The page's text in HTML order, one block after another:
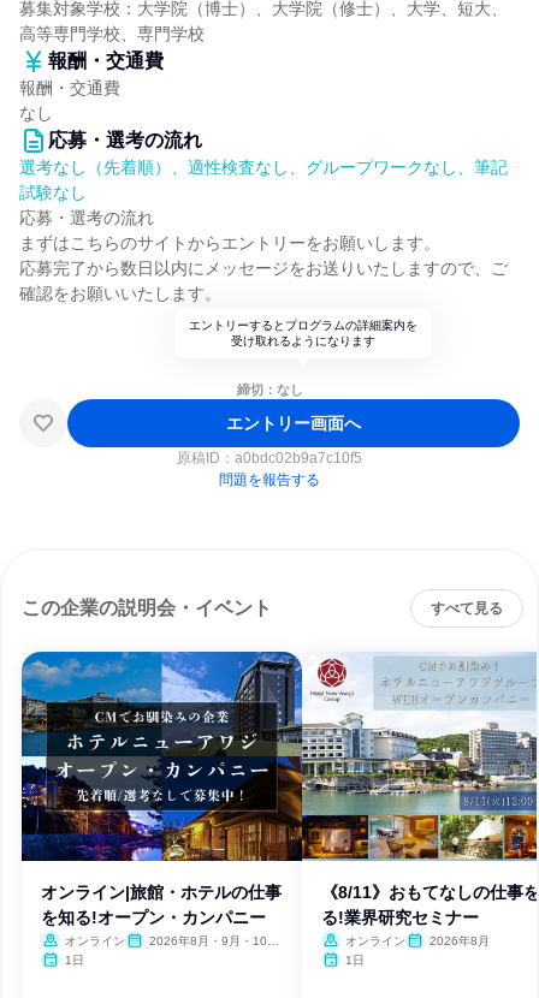
募集対象学校：大学院（博士）、大学院（修士）、大学、短大、
高等専門学校、専門学校
報酬・交通費
報酬・交通費
なし
応募・選考の流れ
選考なし（先着順）、適性検査なし、グループワークなし、筆記
試験なし
応募・選考の流れ
まずはこちらのサイトからエントリーをお願いします。
応募完了から数日以内にメッセージをお送りいたしますので、ご
確認をお願いいたします。
エントリーするとプログラムの詳細案内を
受け取れるようになります
締切：なし
エントリー画面へ
原稿ID： a0bdc02b9a7c10f5
問題を報告する
この企業の説明会・イベント すべて見る
オンライン|旅館・ホテルの仕事
を知る!オープン・カンパニー
オンライン
2026年8月・9月・10
1日
《8/11》おもてなしの仕事
る!業界研究セミナー
オンライン
2026年8月
1日